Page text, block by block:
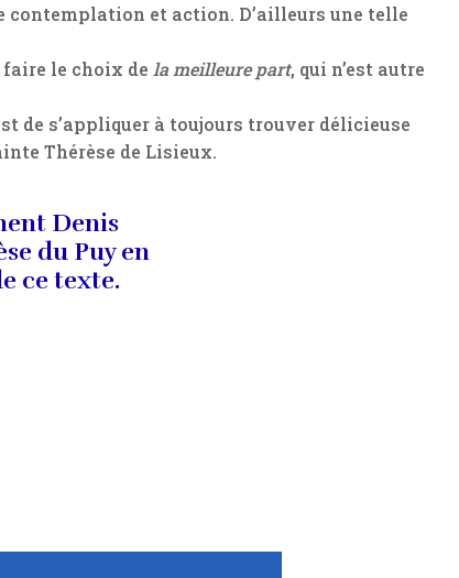
et action. D’ailleurs une telle
le choix de la meilleure part, qui n’est autre
de s’appliquer à toujours trouver délicieuse
Thérèse de Lisieux.
Denis
du Puy en
ce texte.